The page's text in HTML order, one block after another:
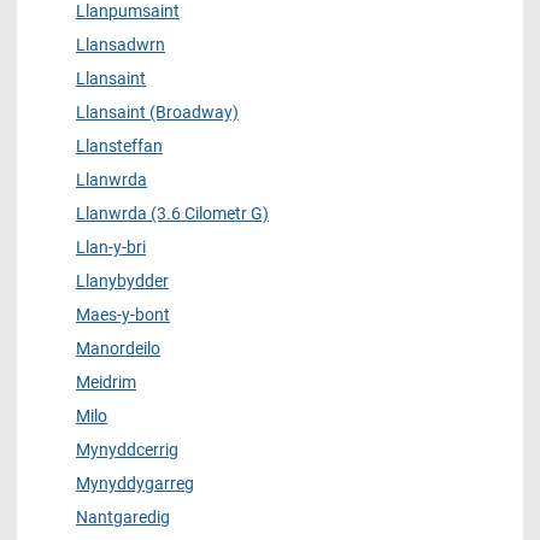
Llanpumsaint
Llansadwrn
Llansaint
Llansaint (Broadway)
Llansteffan
Llanwrda
Llanwrda (3.6 Cilometr G)
Llan-y-bri
Llanybydder
Maes-y-bont
Manordeilo
Meidrim
Milo
Mynyddcerrig
Mynyddygarreg
Nantgaredig